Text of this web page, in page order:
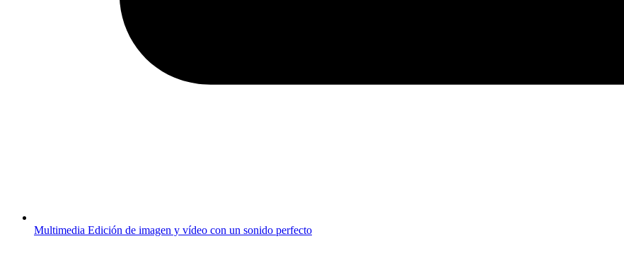
Multimedia Edición de imagen y vídeo con un sonido perfecto